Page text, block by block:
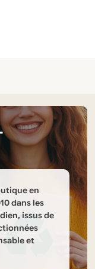
en
dans les
issus de
et